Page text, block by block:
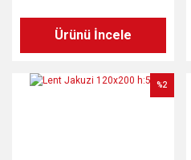
Ürünü İncele
%2